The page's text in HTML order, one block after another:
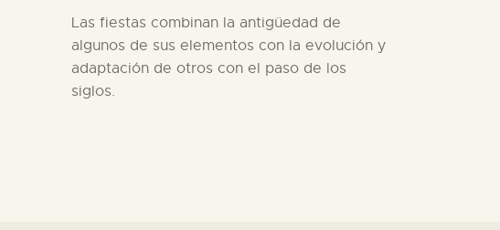
Las fiestas combinan la antigüedad de
algunos de sus elementos con la evolución y
adaptación de otros con el paso de los
siglos.